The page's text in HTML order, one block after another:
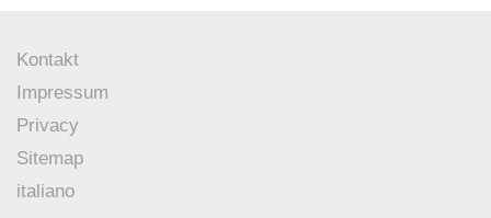
Kontakt
Impressum
Privacy
Sitemap
italiano